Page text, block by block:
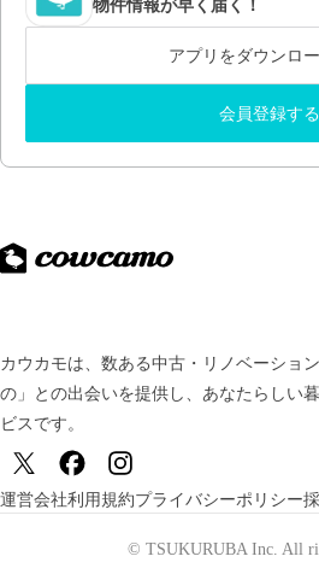
物件情報が早く届く！
アプリをダウンロ
会員登録する
カウカモは、数ある中古・リノベーショ
の」との出会いを提供し、 あなたらしい
ビスです。
運営会社利用規約プライバシーポリシー
© TSUKURUBA Inc. All